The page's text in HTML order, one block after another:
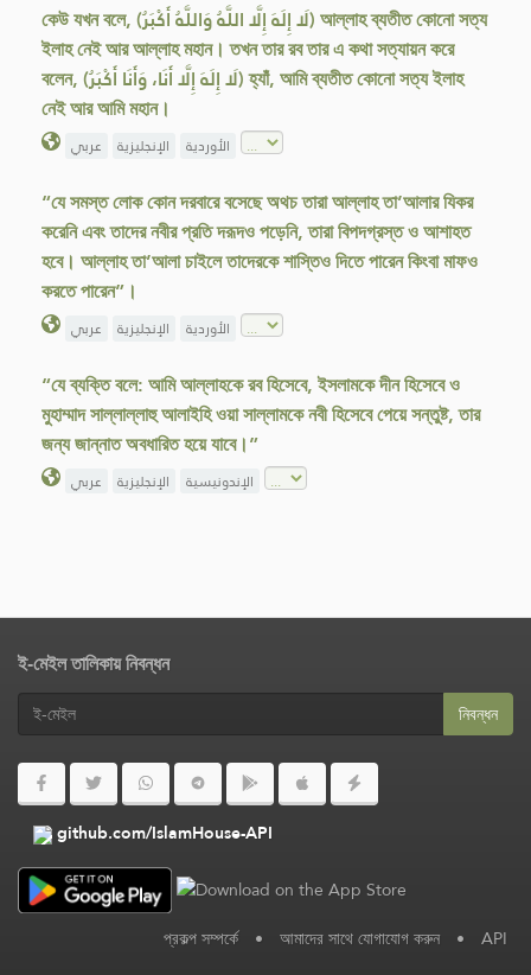
কেউ যখন বলে, (لَا إِلَهَ إِلَّا اللَّهُ وَاللَّهُ أَكْبَرُ) আল্লাহ ব্যতীত কোনো সত্য
ইলাহ নেই আর আল্লাহ মহান। তখন তার রব তার এ কথা সত্যায়ন করে
বলেন, (لَا إِلَهَ إِلَّا أَنَا، وَأَنَا أَكْبَرُ) হ্যাঁ, আমি ব্যতীত কোনো সত্য ইলাহ
নেই আর আমি মহান।
عربي الإنجليزية الأوردية
“যে সমস্ত লোক কোন দরবারে বসেছে অথচ তারা আল্লাহ তা’আলার যিকর
করেনি এবং তাদের নবীর প্রতি দরূদও পড়েনি, তারা বিপদগ্রস্ত ও আশাহত
হবে। আল্লাহ তা’আলা চাইলে তাদেরকে শাস্তিও দিতে পারেন কিংবা মাফও
করতে পারেন”।
عربي الإنجليزية الأوردية
“যে ব্যক্তি বলে: আমি আল্লাহকে রব হিসেবে, ইসলামকে দীন হিসেবে ও
মুহাম্মাদ সাল্লাল্লাহু আলাইহি ওয়া সাল্লামকে নবী হিসেবে পেয়ে সন্তুষ্ট, তার
জন্য জান্নাত অবধারিত হয়ে যাবে।”
عربي الإنجليزية الإندونيسية
ই-মেইল তালিকায় নিবন্ধন
নিবন্ধন
github.com/IslamHouse-API
প্রকল্প সম্পর্কে • আমাদের সাথে যোগাযোগ করুন • API